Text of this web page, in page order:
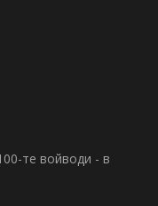
те войводи - в